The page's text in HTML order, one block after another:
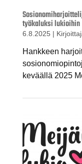
työkaluksi lukioihin
6.8.2025 |
Hankkeen
keväällä 2025